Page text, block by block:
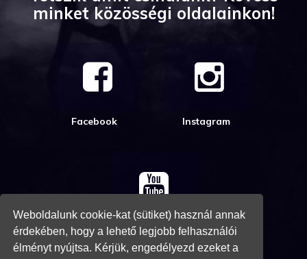
Weboldalunk cookie-kat (sütiket) használ annak
érdekében, hogy a lehető legjobb felhasználói
élményt nyújtsa. Kérjük, engedélyezd ezeket a
minket közösségi oldalainkon!
Facebook Instagram
Youtube